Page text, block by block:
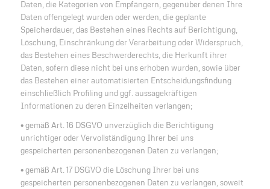
Daten, die Kategorien von Empfängern, gegenüber denen Ihre
Daten offengelegt wurden oder werden, die geplante
Speicherdauer, das Bestehen eines Rechts auf Berichtigung,
Löschung, Einschränkung der Verarbeitung oder Widerspruch,
das Bestehen eines Beschwerderechts, die Herkunft ihrer
Daten, sofern diese nicht bei uns erhoben wurden, sowie über
das Bestehen einer automatisierten Entscheidungsfindung
einschließlich Profiling und ggf. aussagekräftigen
Informationen zu deren Einzelheiten verlangen;
• gemäß Art. 16 DSGVO unverzüglich die Berichtigung
unrichtiger oder Vervollständigung Ihrer bei uns
gespeicherten personenbezogenen Daten zu verlangen;
• gemäß Art. 17 DSGVO die Löschung Ihrer bei uns
gespeicherten personenbezogenen Daten zu verlangen, soweit